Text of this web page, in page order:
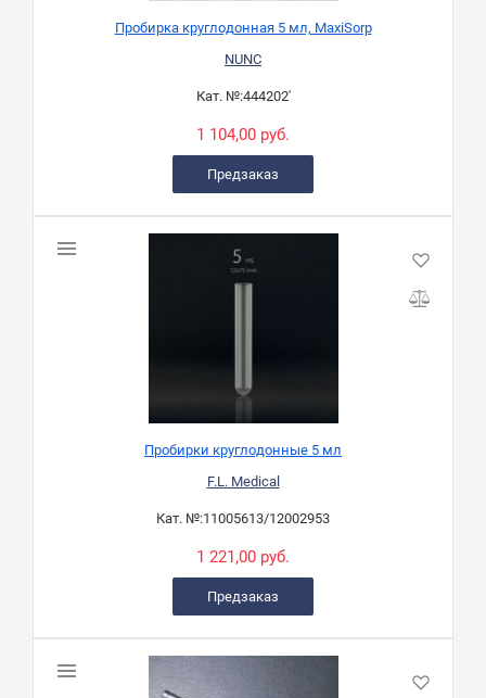
Пробирка круглодонная 5 мл, MaxiSorp
NUNC
Кат. №:444202'
1 104,00 руб.
Предзаказ
Пробирки круглодонные 5 мл
F.L. Medical
Кат. №:11005613/12002953
1 221,00 руб.
Предзаказ